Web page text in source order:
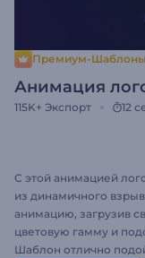
Премиум-Шаблоны
Анимация
115K+ Экспорт 12
С этой анимацией
из динамичного
анимацию, загрузив
цветовую гамму и
Шаблон отлично